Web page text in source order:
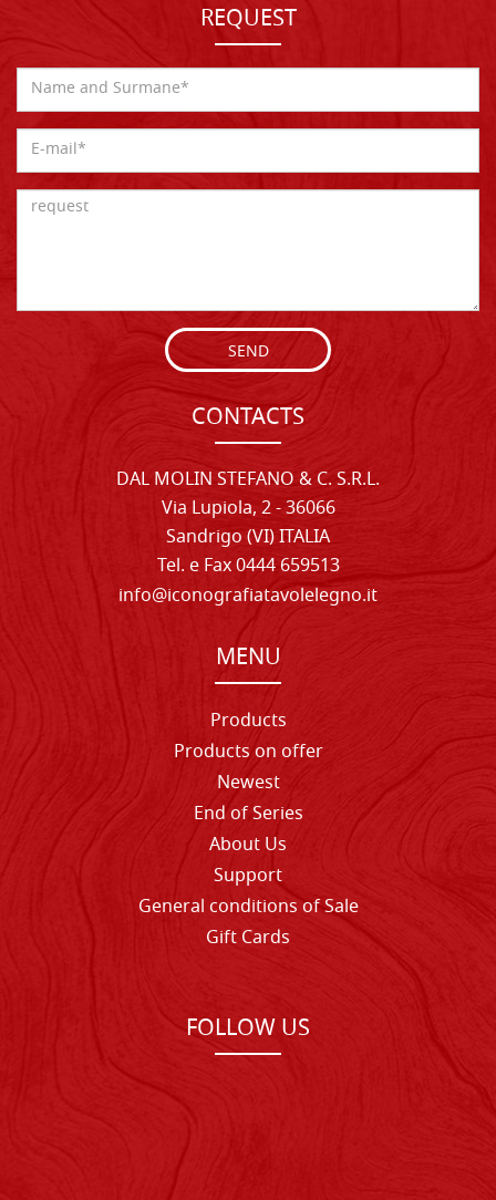
REQUEST
SEND
CONTACTS
DAL MOLIN STEFANO & C. S.R.L.
Via Lupiola, 2 - 36066
Sandrigo (VI) ITALIA
Tel. e Fax 0444 659513
info@iconografiatavolelegno.it
MENU
Products
Products on offer
Newest
End of Series
About Us
Support
General conditions of Sale
Gift Cards
FOLLOW US